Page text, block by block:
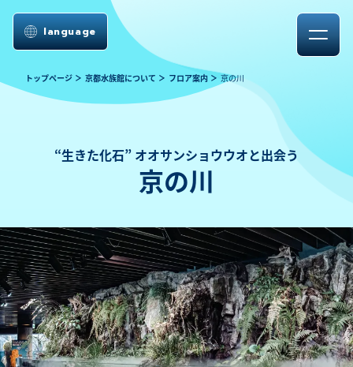
language
トップページ 京都水族館について フロア案内 京の川
“生きた化石” オオサンショウウオと出会う
京の川